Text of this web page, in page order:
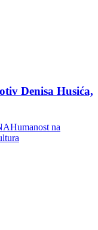
Denisa Husića,
Humanost na